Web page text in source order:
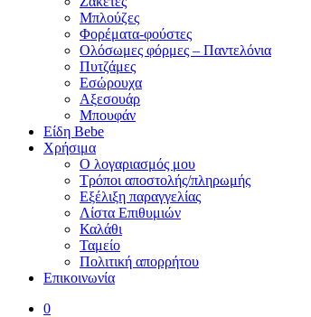
Μπλούζες
Φορέματα-φούστες
Ολόσωμες φόρμες – Παντελόνια
Πυτζάμες
Εσώρουχα
Αξεσουάρ
Μπουφάν
Είδη Bebe
Χρήσιμα
Ο λογαριασμός μου
Τρόποι αποστολής/πληρωμής
Εξέλιξη παραγγελίας
Λίστα Επιθυμιών
Καλάθι
Ταμείο
Πολιτική απορρήτου
Επικοινωνία
0